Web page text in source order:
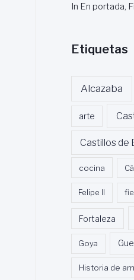
In En portada,
Etiquetas
Alcazaba
arte
Castillos de
cocina
Felipe II
Fortaleza
Goya
Historia de